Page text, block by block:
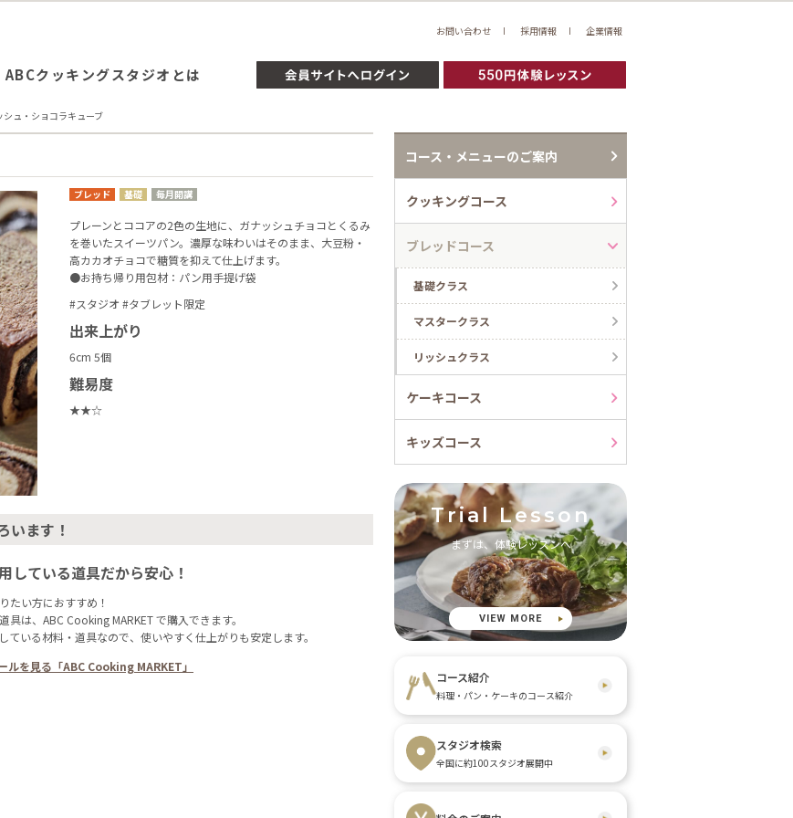
ABCクッキングスタジオとは
お問い合わせ 採用情報 企業情報
シュ・ショコラキューブ
ブレッド 基礎 毎月開講
プレーンとココアの2色の生地に、ガナッシュチョコとくるみ
を巻いたスイーツパン。濃厚な味わいはそのまま、大豆粉・
高カカオチョコで糖質を抑えて仕上げます。
●お持ち帰り用包材：パン用手提げ袋
#スタジオ #タブレット限定
出来上がり
6cm 5個
難易度
★★☆
います！
している道具だから安心！
たい方におすすめ！
具は、ABC Cooking MARKET で購入できます。
ている材料・道具なので、使いやすく仕上がりも安定します。
ルを見る「ABC Cooking MARKET」
コース・メニューのご案内
クッキングコース
ブレッドコース
基礎クラス
マスタークラス
リッシュクラス
ケーキコース
キッズコース
Trial Lesson
まずは、体験レッスンへ
VIEW MORE
コース紹介
料理・パン・ケーキのコース紹介
スタジオ検索
全国に約100スタジオ展開中